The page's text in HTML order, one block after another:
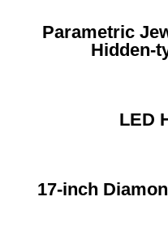
Parametric
Hidden-
LED
17-inch